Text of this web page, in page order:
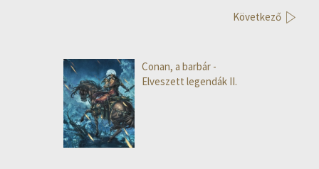
Következő
Conan, a barbár -
Elveszett legendák II.